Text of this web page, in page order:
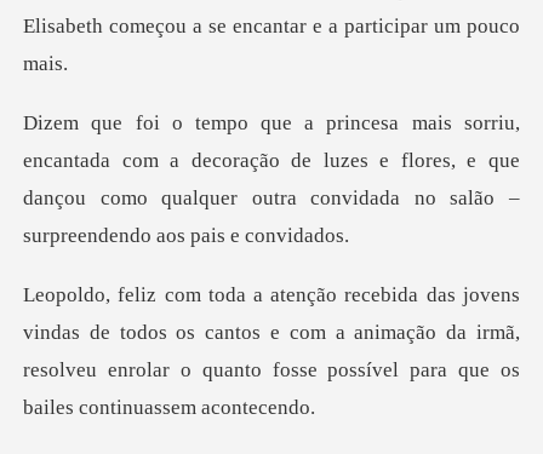
om a decoração de luzes e flores, e que
dançou como qualquer
todos os cantos e com a animação da irmã,
resolveu enrolar o qu